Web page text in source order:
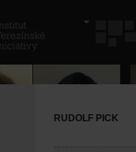
RUDOLF PICK